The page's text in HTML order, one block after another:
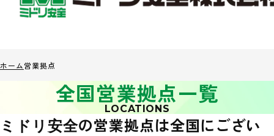
ホーム営業拠点
全国営業拠点一覧
LOCATIONS
ミドリ安全の営業拠点は全国にござい